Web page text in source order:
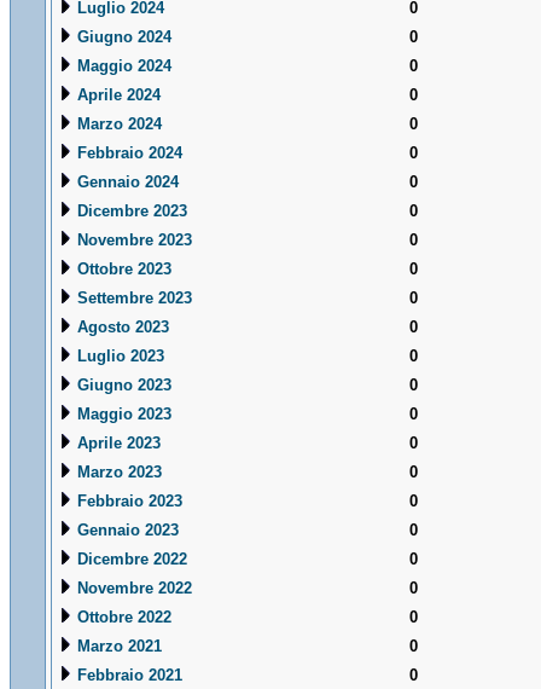
Luglio 2024
0
Giugno 2024
0
Maggio 2024
0
Aprile 2024
0
Marzo 2024
0
Febbraio 2024
0
Gennaio 2024
0
Dicembre 2023
0
Novembre 2023
0
Ottobre 2023
0
Settembre 2023
0
Agosto 2023
0
Luglio 2023
0
Giugno 2023
0
Maggio 2023
0
Aprile 2023
0
Marzo 2023
0
Febbraio 2023
0
Gennaio 2023
0
Dicembre 2022
0
Novembre 2022
0
Ottobre 2022
0
Marzo 2021
0
Febbraio 2021
0